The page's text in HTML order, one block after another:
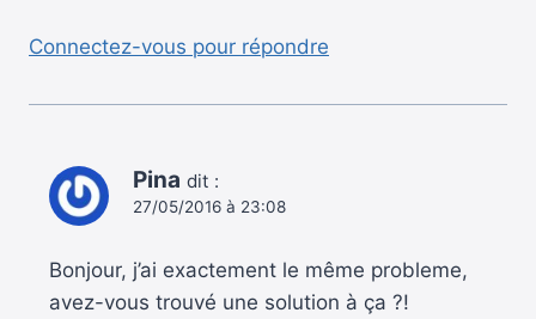
Connectez-vous pour répondre
Pina dit :
27/05/2016 à 23:08
Bonjour, j’ai exactement le même probleme,
avez-vous trouvé une solution à ça ?!